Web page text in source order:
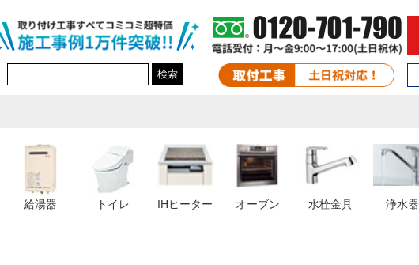
検索
給湯器 トイレ IHヒーター オーブン 水栓金具 浄水器